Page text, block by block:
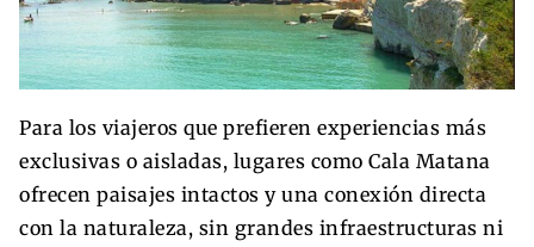
Para los viajeros que prefieren experiencias más
exclusivas o aisladas, lugares como Cala Matana
ofrecen paisajes intactos y una conexión directa
con la naturaleza, sin grandes infraestructuras ni